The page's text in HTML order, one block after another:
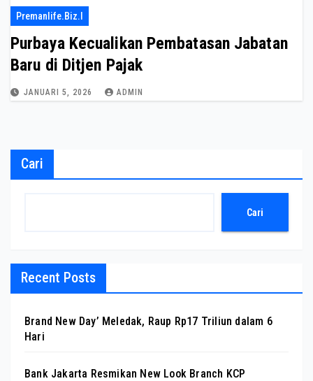
Premanlife.biz.i
Purbaya Kecualikan Pembatasan Jabatan
Baru di Ditjen Pajak
JANUARI 5, 2026 ADMIN
Cari
Cari
Recent Posts
Brand New Day’ Meledak, Raup Rp17 Triliun dalam 6
Hari
Bank Jakarta Resmikan New Look Branch KCP